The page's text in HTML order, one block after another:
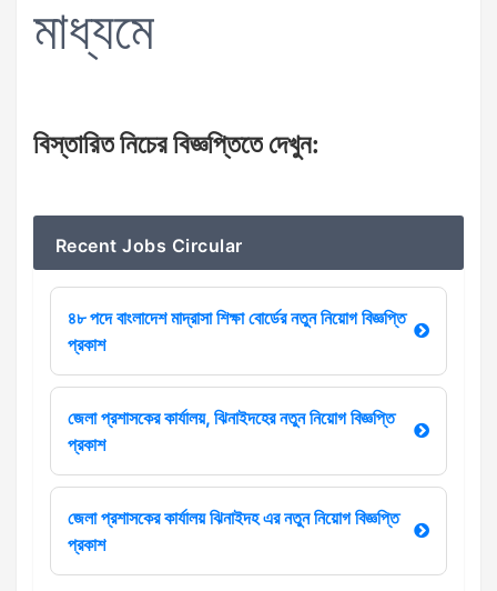
মাধ্যমে
বিস্তারিতনিচেরবিজ্ঞপ্তিতে দেখুন:
Recent Jobs Circular
৪৮ পদে বাংলাদেশ মাদ্রাসা শিক্ষা বোর্ডের নতুন নিয়োগ বিজ্ঞপ্তি
প্রকাশ
জেলা প্রশাসকের কার্যালয়, ঝিনাইদহের নতুন নিয়োগ বিজ্ঞপ্তি
প্রকাশ
জেলা প্রশাসকের কার্যালয় ঝিনাইদহ এর নতুন নিয়োগ বিজ্ঞপ্তি
প্রকাশ